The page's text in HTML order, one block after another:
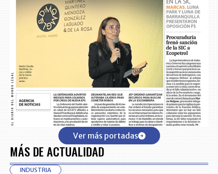
Ver más portadas
MÁS DE ACTUALIDAD
INDUSTRIA